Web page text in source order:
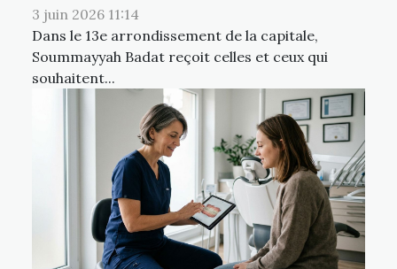
3 juin 2026 11:14
Dans le 13e arrondissement de la capitale,
Soummayyah Badat reçoit celles et ceux qui
souhaitent...